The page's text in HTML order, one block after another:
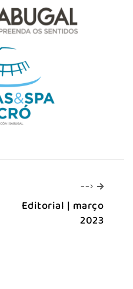
--> -->
Editorial | março
2023